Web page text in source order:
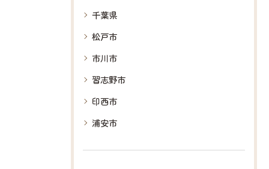
千葉県
松戸市
市川市
習志野市
印西市
浦安市